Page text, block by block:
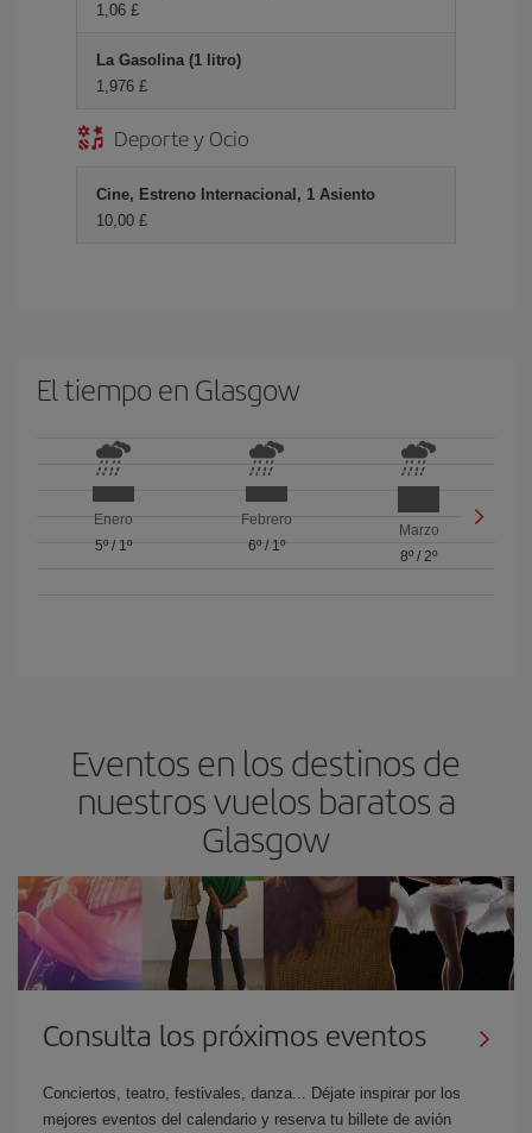
1,06 £
La Gasolina (1 litro)
1,976 £
Deporte y Ocio
Cine, Estreno Internacional, 1 Asiento
10,00 £
El tiempo en Glasgow
Enero
5º/ 1º
Febrero
6º/ 1º
Marzo
8º /2º
Eventos en los destinos de
nuestros vuelos baratos a
Glasgow
Consulta los próximos eventos
Conciertos, teatro, festivales, danza... Déjate inspirar por los
mejores eventos del calendario y reserva tu billete de avión